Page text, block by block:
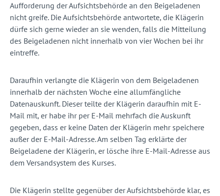
Aufforderung der Aufsichtsbehörde an den Beigeladenen
nicht greife. Die Aufsichtsbehörde antwortete, die Klägerin
dürfe sich gerne wieder an sie wenden, falls die Mitteilung
des Beigeladenen nicht innerhalb von vier Wochen bei ihr
eintreffe.
Daraufhin verlangte die Klägerin von dem Beigeladenen
innerhalb der nächsten Woche eine allumfängliche
Datenauskunft. Dieser teilte der Klägerin daraufhin mit E-
Mail mit, er habe ihr per E-Mail mehrfach die Auskunft
gegeben, dass er keine Daten der Klägerin mehr speichere
außer der E-Mail-Adresse. Am selben Tag erklärte der
Beigeladene der Klägerin, er lösche ihre E-Mail-Adresse aus
dem Versandsystem des Kurses.
Die Klägerin stellte gegenüber der Aufsichtsbehörde klar, es